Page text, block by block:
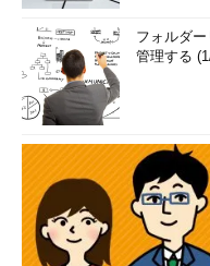
フォルダ
管理する